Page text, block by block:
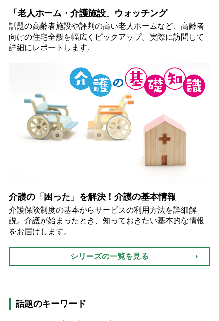
「老人ホーム・介護施設」ウォッチング
話題の高齢者施設や評判の高い老人ホームなど、高齢者
向けの住宅全般を幅広くピックアップ。実際に訪問して
詳細にレポートします。
介護の「困った」を解決！介護の基本情報
介護保険制度の基本からサービスの利用方法を詳細解
説。介護が始まったとき、知っておきたい基本的な情報
をお届けします。
シリーズの一覧を見る
話題のキーワード